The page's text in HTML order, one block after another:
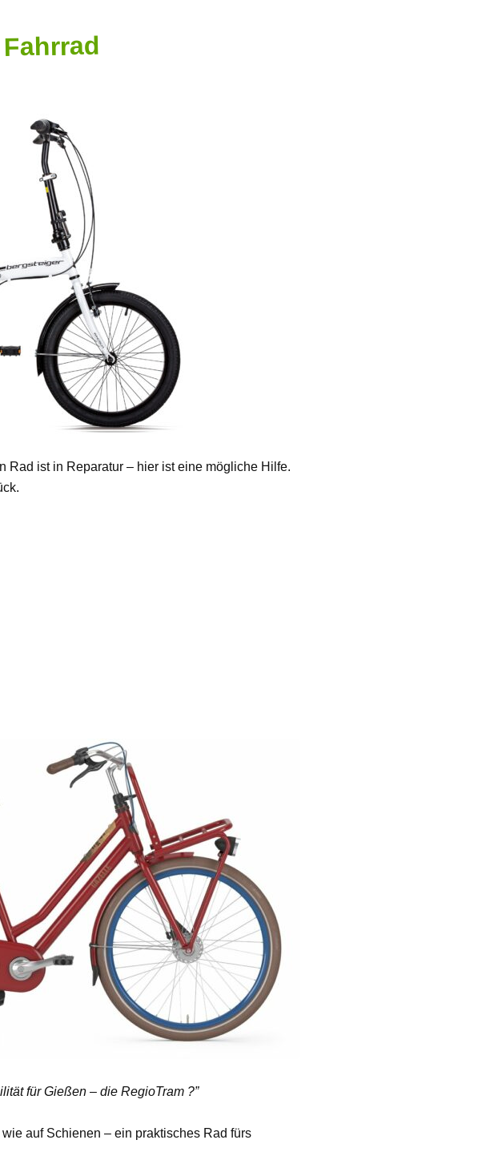
Fahrrad
Rad ist in Reparatur – hier ist eine mögliche Hilfe.
für Gießen – die RegioTram ?”
auf Schienen – ein praktisches Rad fürs